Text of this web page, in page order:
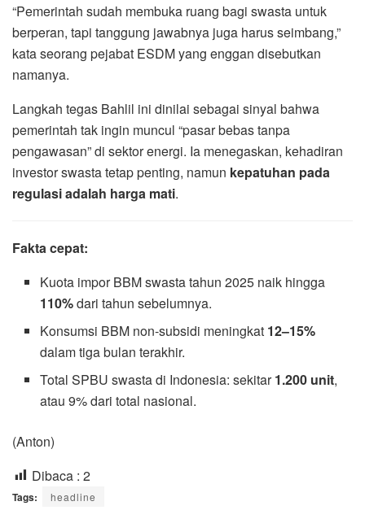
“Pemerintah sudah membuka ruang bagi swasta untuk
berperan, tapi tanggung jawabnya juga harus seimbang,”
kata seorang pejabat ESDM yang enggan disebutkan
namanya.
Langkah tegas Bahlil ini dinilai sebagai sinyal bahwa
pemerintah tak ingin muncul “pasar bebas tanpa
pengawasan” di sektor energi. Ia menegaskan, kehadiran
investor swasta tetap penting, namun kepatuhan pada
regulasi adalah harga mati.
Fakta cepat:
Kuota impor BBM swasta tahun 2025 naik hingga
110%dari tahun sebelumnya.
Konsumsi BBM non-subsidi meningkat 12–15%
dalam tiga bulan terakhir.
Total SPBU swasta di Indonesia: sekitar1.200 unit,
atau 9% dari total nasional.
(Anton)
Dibaca : 2
Tags: headline